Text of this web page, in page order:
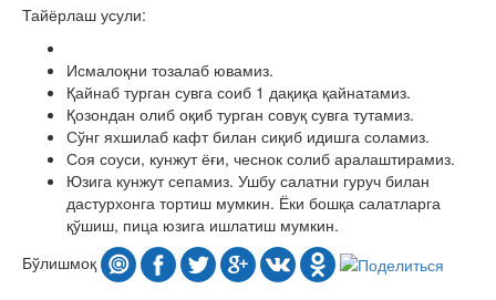
Тайёрлаш усули:
Исмалоқни тозалаб ювамиз.
Қайнаб турган сувга соиб 1 дақиқа қайнатамиз.
Қозондан олиб оқиб турган совуқ сувга тутамиз.
Сўнг яхшилаб кафт билан сиқиб идишга соламиз.
Соя соуси, кунжут ёғи, чеснок солиб аралаштирамиз.
Юзига кунжут сепамиз. Ушбу салатни гуруч билан
дастурхонга тортиш мумкин. Ёки бошқа салатларга
қўшиш, пица юзига ишлатиш мумкин.
Бўлишмоқ